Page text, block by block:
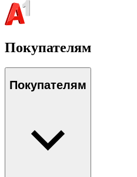
Покупателям
Покупателям